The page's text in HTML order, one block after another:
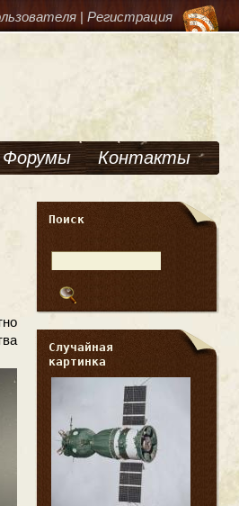
| Регистрация
Форумы Контакты
Поиск
Случайная
картинка